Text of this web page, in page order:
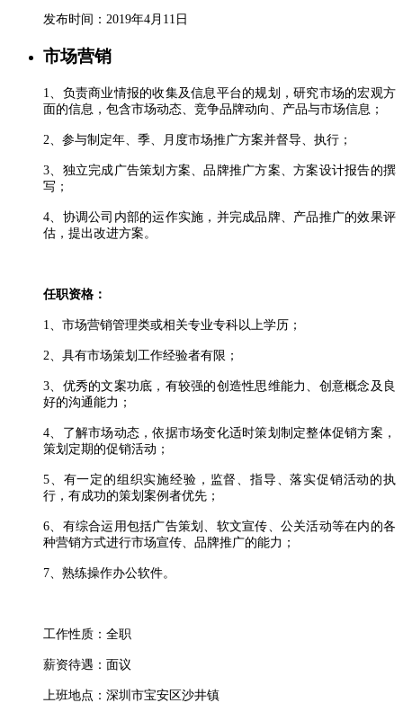
发布时间：2019年4月11日
市场营销
1、负责商业情报的收集及信息平台的规划，研究市场的宏观方
面的信息，包含市场动态、竞争品牌动向、产品与市场信息；
2、参与制定年、季、月度市场推广方案并督导、执行；
3、独立完成广告策划方案、品牌推广方案、方案设计报告的撰
写；
4、协调公司内部的运作实施，并完成品牌、产品推广的效果评
估，提出改进方案。
任职资格：
1、市场营销管理类或相关专业专科以上学历；
2、具有市场策划工作经验者有限；
3、优秀的文案功底，有较强的创造性思维能力、创意概念及良
好的沟通能力；
4、了解市场动态，依据市场变化适时策划制定整体促销方案，
策划定期的促销活动；
5、有一定的组织实施经验，监督、指导、落实促销活动的执
行，有成功的策划案例者优先；
6、有综合运用包括广告策划、软文宣传、公关活动等在内的各
种营销方式进行市场宣传、品牌推广的能力；
7、熟练操作办公软件。
工作性质：全职
薪资待遇：面议
上班地点：深圳市宝安区沙井镇